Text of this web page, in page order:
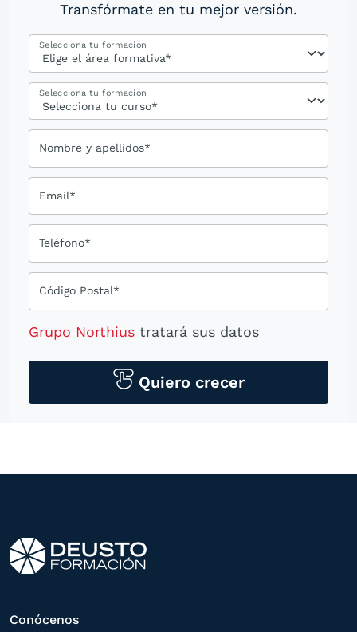
Transfórmate en tu mejor versión.
Selecciona tu formación
Selecciona tu formación
Nombre y apellidos*
Email*
Teléfono*
Código Postal*
Grupo Northius tratará sus datos
tecnológicos, incluso aplicaciones de
mensajería instantánea, con el fin de
otros directamente relacionados con el
correspondiente. Compartiremos su
solicitud con las empresas que conforman
estas puedan hacerle llegar la mejor
Quiero crecer
Conócenos